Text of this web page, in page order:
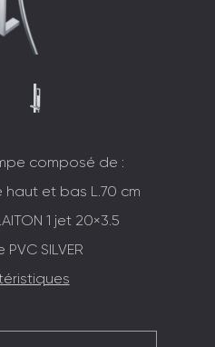
composé de :
et bas L.70 cm
1 jet 20×3.5
SILVER